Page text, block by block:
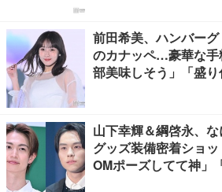
前田希美、ハンバー
のカナッペ…豪華な手
部美味しそう」「盛
山下幸輝＆綱啓永、
グッズ装備密着ショ
OMポーズしてて神」